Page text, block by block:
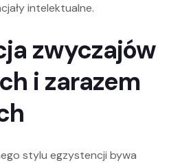
intelektualne.
zwyczajów
i zarazem
stylu egzystencji bywa